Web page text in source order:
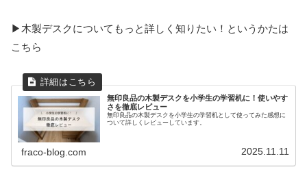
▶︎木製デスクについてもっと詳しく知りたい！というかたは
こちら
無印良品の木製デスクを小学生の学習机に！使いやす
さを徹底レビュー
無印良品の木製デスクを小学生の学習机として使ってみた感想に
ついて詳しくレビューしています。
fraco-blog.com 2025.11.11